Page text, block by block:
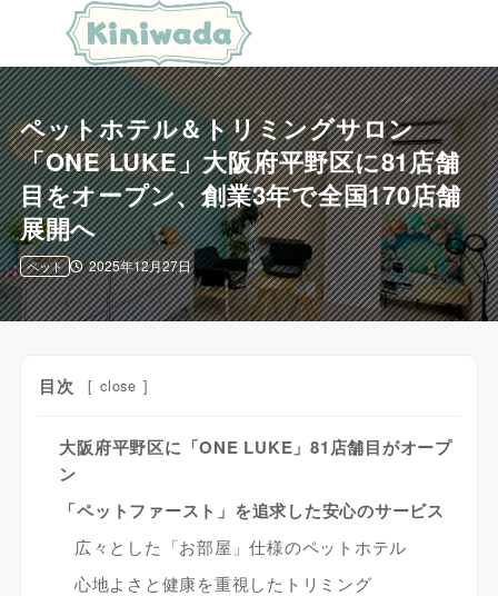
ペットホテル＆トリミングサロン
「ONE LUKE」大阪府平野区に81店舗
目をオープン、創業3年で全国170店舗
展開へ
2025年12月27日
ペット
目次 [ close ]
大阪府平野区に「ONE LUKE」81店舗目がオープ
ン
「ペットファースト」を追求した安心のサービス
広々とした「お部屋」仕様のペットホテル
心地よさと健康を重視したトリミング